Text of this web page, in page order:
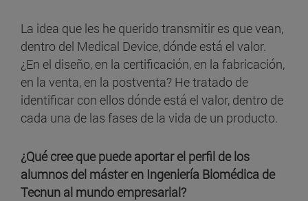
La idea que les he querido transmitir es que vean,
dentro del Medical Device, dónde está el valor.
¿En el diseño, en la certificación, en la fabricación,
en la venta, en la postventa? He tratado de
identificar con ellos dónde está el valor, dentro de
cada una de las fases de la vida de un producto.
¿Qué cree que puede aportar el perfil de los
alumnos del máster en Ingeniería Biomédica de
Tecnun al mundo empresarial?